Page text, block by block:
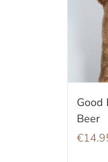
Good
Beer
€